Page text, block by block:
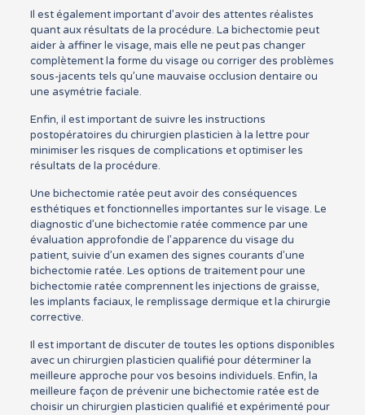
Il est également important d’avoir des attentes réalistes
quant aux résultats de la procédure. La bichectomie peut
aider à affiner le visage, mais elle ne peut pas changer
complètement la forme du visage ou corriger des problèmes
sous-jacents tels qu’une mauvaise occlusion dentaire ou
une asymétrie faciale.
Enfin, il est important de suivre les instructions
postopératoires du chirurgien plasticien à la lettre pour
minimiser les risques de complications et optimiser les
résultats de la procédure.
Une bichectomie ratée peut avoir des conséquences
esthétiques et fonctionnelles importantes sur le visage. Le
diagnostic d’une bichectomie ratée commence par une
évaluation approfondie de l’apparence du visage du
patient, suivie d’un examen des signes courants d’une
bichectomie ratée. Les options de traitement pour une
bichectomie ratée comprennent les injections de graisse,
les implants faciaux, le remplissage dermique et la chirurgie
corrective.
Il est important de discuter de toutes les options disponibles
avec un chirurgien plasticien qualifié pour déterminer la
meilleure approche pour vos besoins individuels. Enfin, la
meilleure façon de prévenir une bichectomie ratée est de
choisir un chirurgien plasticien qualifié et expérimenté pour